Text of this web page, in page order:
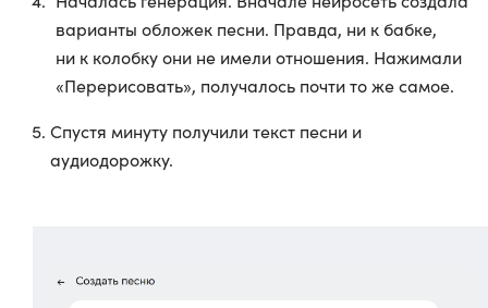
варианты обложек песни. Правда, ни к бабке,
ни к колобку они не имели отношения. Нажимали
«Перерисовать», получалось почти то же самое.
Спустя минуту получили текст песни и
аудиодорожку.